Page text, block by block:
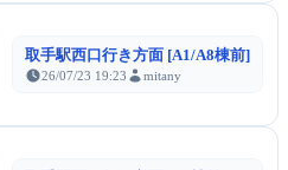
取手駅西口行き方面 [A1/A8棟前]
26/07/23 19:23 mitany